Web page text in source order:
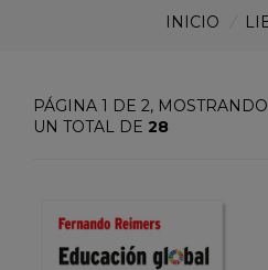
INICIO
PÁGINA 1 DE 2, MOSTRANDO
UN TOTAL DE 28